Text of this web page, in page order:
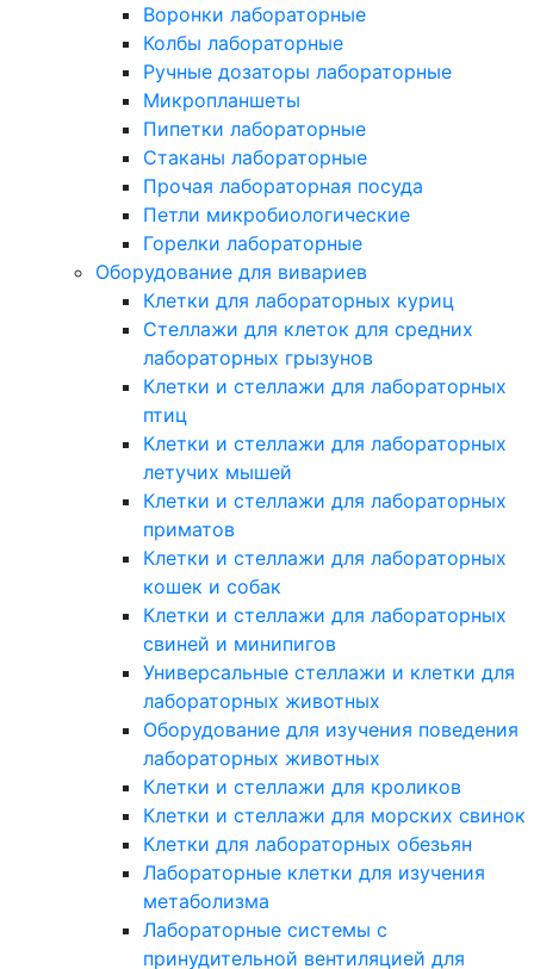
Воронки лабораторные
Колбы лабораторные
Ручные дозаторы лабораторные
Микропланшеты
Пипетки лабораторные
Стаканы лабораторные
Прочая лабораторная посуда
Петли микробиологические
Горелки лабораторные
Оборудование для вивариев
Клетки для лабораторных куриц
Стеллажи для клеток для средних
лабораторных грызунов
Клетки и стеллажи для лабораторных
птиц
Клетки и стеллажи для лабораторных
летучих мышей
Клетки и стеллажи для лабораторных
приматов
Клетки и стеллажи для лабораторных
кошек и собак
Клетки и стеллажи для лабораторных
свиней и минипигов
Универсальные стеллажи и клетки для
лабораторных животных
Оборудование для изучения поведения
лабораторных животных
Клетки и стеллажи для кроликов
Клетки и стеллажи для морских свинок
Клетки для лабораторных обезьян
Лабораторные клетки для изучения
метаболизма
Лабораторные системы с
принудительной вентиляцией для